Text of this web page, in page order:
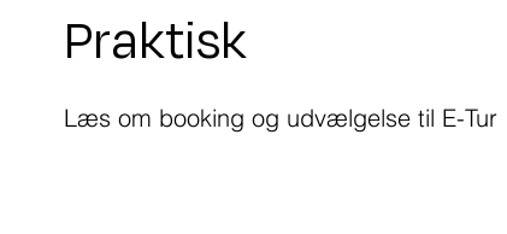
Praktisk
Læs om booking og udvælgelse til E-Tur